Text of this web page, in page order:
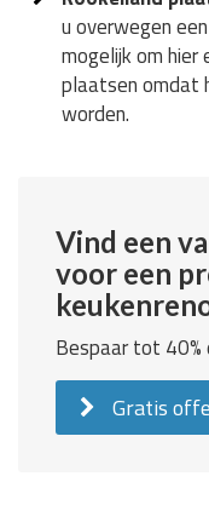
u overwegen
mogelijk om
plaatsen omdat
worden.
Vind een
voor een
Bespaar tot
Gratis